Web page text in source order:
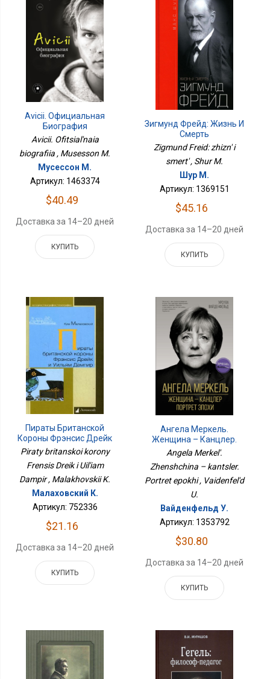
Avicii. Официальная
Биография
Avicii. Ofitsial'naia
biografiia , Musesson M.
Мусессон М.
Артикул: 1463374
$40.49
Доставка за 14–20 дней
КУПИТЬ
Зигмунд Фрейд: Жизнь И
Смерть
Zigmund Freid: zhizn' i
smert' , Shur M.
Шур М.
Артикул: 1369151
$45.16
Доставка за 14–20 дней
КУПИТЬ
Пираты Британской
Короны Фрэнсис Дрейк
И Уильям Дампир
Piraty britanskoi korony
Frensis Dreik i Uil'iam
Dampir , Malakhovskii K.
Малаховский К.
Артикул: 752336
$21.16
Доставка за 14–20 дней
КУПИТЬ
Ангела Меркель.
Женщина – Канцлер.
Портрет Эпохи
Angela Merkel'.
Zhenshchina – kantsler.
Portret epokhi , Vaidenfel'd
U.
Вайденфельд У.
Артикул: 1353792
$30.80
Доставка за 14–20 дней
КУПИТЬ